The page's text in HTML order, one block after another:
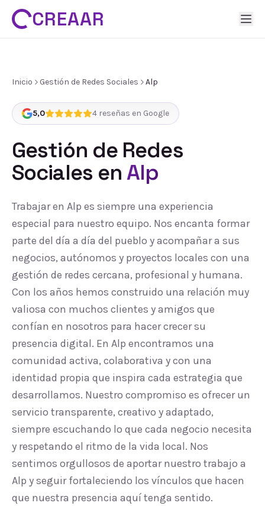
CREAAR
Inicio Gestión de Redes Sociales Alp
5,0 4 reseñas en Google
Gestión de Redes
Sociales enAlp
Trabajar en Alp es siempre una experiencia
especial para nuestro equipo. Nos encanta formar
parte del día a día del pueblo y acompañar a sus
negocios, autónomos y proyectos locales con una
gestión de redes cercana, profesional y humana.
Con los años hemos construido una relación muy
valiosa con muchos clientes y amigos que
confían en nosotros para hacer crecer su
presencia digital. En Alp encontramos una
comunidad activa, colaborativa y con una
identidad propia que inspira cada estrategia que
desarrollamos. Nuestro compromiso es ofrecer un
servicio transparente, creativo y adaptado,
siempre escuchando lo que cada negocio necesita
y respetando el ritmo de la vida local. Nos
sentimos orgullosos de aportar nuestro trabajo a
Alp y seguir fortaleciendo los vínculos que hacen
que nuestra presencia aquí tenga sentido.